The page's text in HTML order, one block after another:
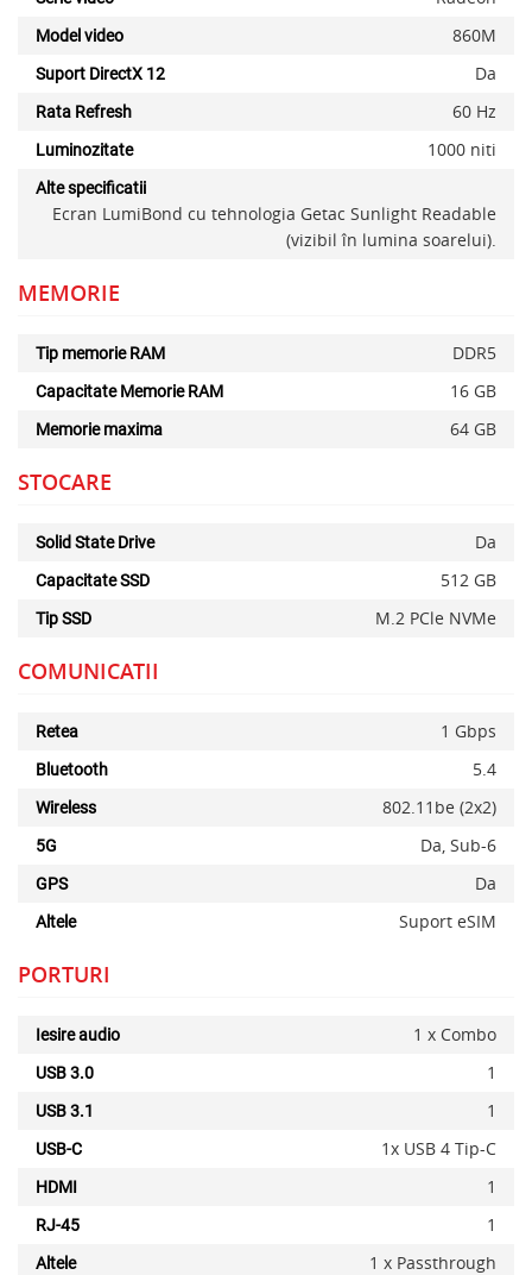
Model video 860M
Suport DirectX 12 Da
Rata Refresh 60 Hz
Luminozitate 1000 niti
Alte specificatii
Ecran LumiBond cu tehnologia Getac Sunlight Readable
(vizibil în lumina soarelui).
MEMORIE
Tip memorie RAM DDR5
Capacitate Memorie RAM 16 GB
Memorie maxima 64 GB
STOCARE
Solid State Drive Da
Capacitate SSD 512 GB
Tip SSD M.2 PCle NVMe
COMUNICATII
Retea 1 Gbps
Bluetooth 5.4
Wireless 802.11be (2x2)
5G Da, Sub-6
GPS Da
Altele Suport eSIM
PORTURI
Iesire audio 1 x Combo
USB 3.0 1
USB 3.1 1
USB-C 1x USB 4 Tip-C
HDMI 1
RJ-45 1
Altele 1 x Passthrough
x
Alerta stoc